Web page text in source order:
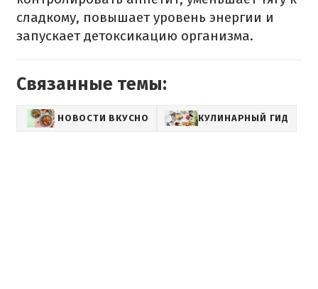
сладкому, повышает уровень энергии и
запускает детоксикацию организма.
Связанные темы:
НОВОСТИ ВКУСНО КУЛИНАРНЫЙ ГИД